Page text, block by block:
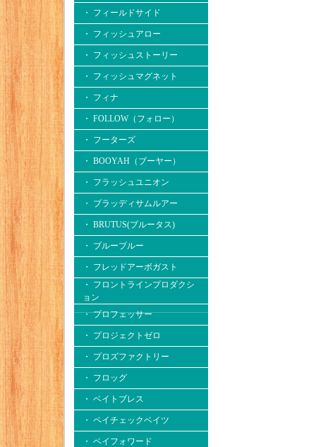
・ フィールドサイド
・ フィッシュアロー
・ フィッシュストーリー
・ フィッシュマグネット
・ フィナ
・ FOLLOW（フォロー）
・ フーターズ
・ BOOYAH（ブーヤー）
・ フラッシュユニオン
・ ブラッディサムルアー
・ BRUTUS(ブルータス)
・ ブルーブルー
・ フレッドアーボガスト
・ フロントラインプロダクシ
ョン
・ プロフェッサー
・ プロジェクトゼロ
・ プロズファクトリー
・ フロッグ
・ ベイトブレス
・ ペイチェックベイツ
・ ペイフォワード